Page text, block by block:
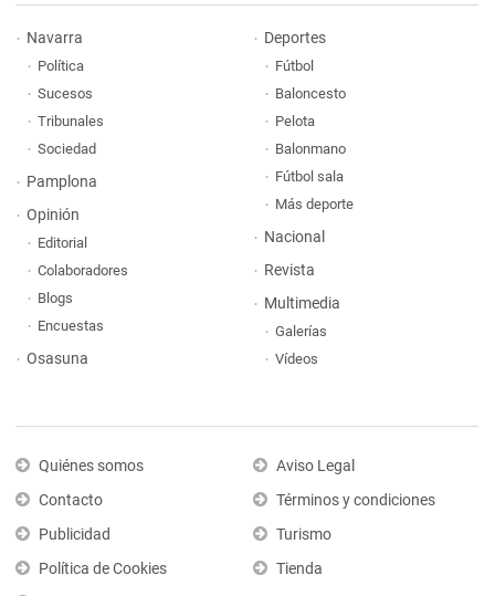
Navarra
Política
Sucesos
Tribunales
Sociedad
Pamplona
Opinión
Editorial
Colaboradores
Blogs
Encuestas
Osasuna
Deportes
Fútbol
Baloncesto
Pelota
Balonmano
Fútbol sala
Más deporte
Nacional
Revista
Multimedia
Galerías
Vídeos
Quiénes somos
Contacto
Publicidad
Política de Cookies
Aviso Legal
Términos y condiciones
Turismo
Tienda